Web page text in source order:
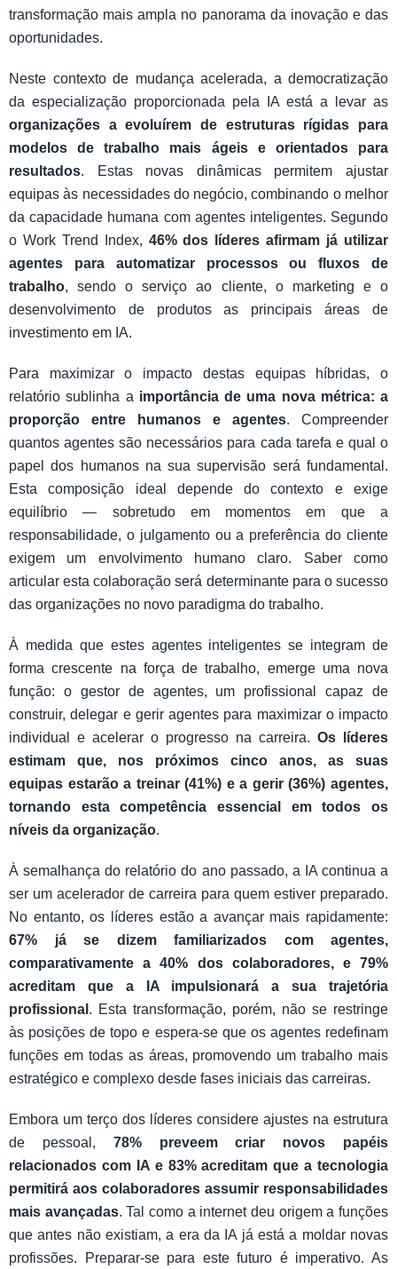
transformação mais ampla no panorama da inovação e das
oportunidades.
Neste contexto de mudança acelerada, a democratização
da especialização proporcionada pela IA está a levar as
organizações a evoluírem de estruturas rígidas para
modelos de trabalho mais ágeis e orientados para
resultados. Estas novas dinâmicas permitem ajustar
equipas às necessidades do negócio, combinando o melhor
da capacidade humana com agentes inteligentes. Segundo
o Work Trend Index, 46% dos líderes afirmam já utilizar
agentes para automatizar processos ou fluxos de
trabalho, sendo o serviço ao cliente, o marketing e o
desenvolvimento de produtos as principais áreas de
investimento em IA.
Para maximizar o impacto destas equipas híbridas, o
relatório sublinha a importância de uma nova métrica: a
proporção entre humanos e agentes. Compreender
quantos agentes são necessários para cada tarefa e qual o
papel dos humanos na sua supervisão será fundamental.
Esta composição ideal depende do contexto e exige
equilíbrio — sobretudo em momentos em que a
responsabilidade, o julgamento ou a preferência do cliente
exigem um envolvimento humano claro. Saber como
articular esta colaboração será determinante para o sucesso
das organizações no novo paradigma do trabalho.
À medida que estes agentes inteligentes se integram de
forma crescente na força de trabalho, emerge uma nova
função: o gestor de agentes, um profissional capaz de
construir, delegar e gerir agentes para maximizar o impacto
individual e acelerar o progresso na carreira. Os líderes
estimam que, nos próximos cinco anos, as suas
equipas estarão a treinar (41%) e a gerir (36%) agentes,
tornando esta competência essencial em todos os
níveis da organização.
À semalhança do relatório do ano passado, a IA continua a
ser um acelerador de carreira para quem estiver preparado.
No entanto, os líderes estão a avançar mais rapidamente:
67% já se dizem familiarizados com agentes,
comparativamente a 40% dos colaboradores, e 79%
acreditam que a IA impulsionará a sua trajetória
profissional . Esta transformação, porém, não se restringe
às posições de topo e espera-se que os agentes redefinam
funções em todas as áreas, promovendo um trabalho mais
estratégico e complexo desde fases iniciais das carreiras.
Embora um terço dos líderes considere ajustes na estrutura
de pessoal, 78% preveem criar novos papéis
relacionados com IA e 83% acreditam que a tecnologia
permitirá aos colaboradores assumir responsabilidades
mais avançadas. Tal como a internet deu origem a funções
que antes não existiam, a era da IA já está a moldar novas
profissões. Preparar-se para este futuro é imperativo. As